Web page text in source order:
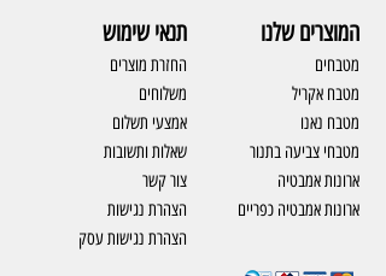
תנאי שימוש
החזרת מוצרים
משלוחים
אמצעי תשלום
שאלות ותשובות
צור קשר
​הצהרת נגישות
הצהרת נגישות עסק
המוצרים שלנו
מטבחים
מטבח אקריל
מטבח נאנו
מטבחי צביעה בתנור
ארונות אמבטיה
ארונות אמבטיה כפריים